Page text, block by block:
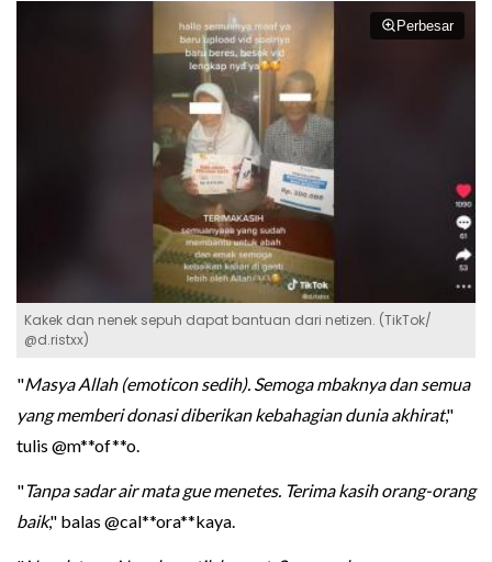
Perbesar
Kakek dan nenek sepuh dapat bantuan dari netizen. (TikTok/
@d.ristxx)
"Masya Allah (emoticon sedih). Semoga mbaknya dan semua
yang memberi donasi diberikan kebahagian dunia akhirat,"
tulis @m**of**o.
"Tanpa sadar air mata gue menetes. Terima kasih orang-orang
baik," balas @cal**ora**kaya.